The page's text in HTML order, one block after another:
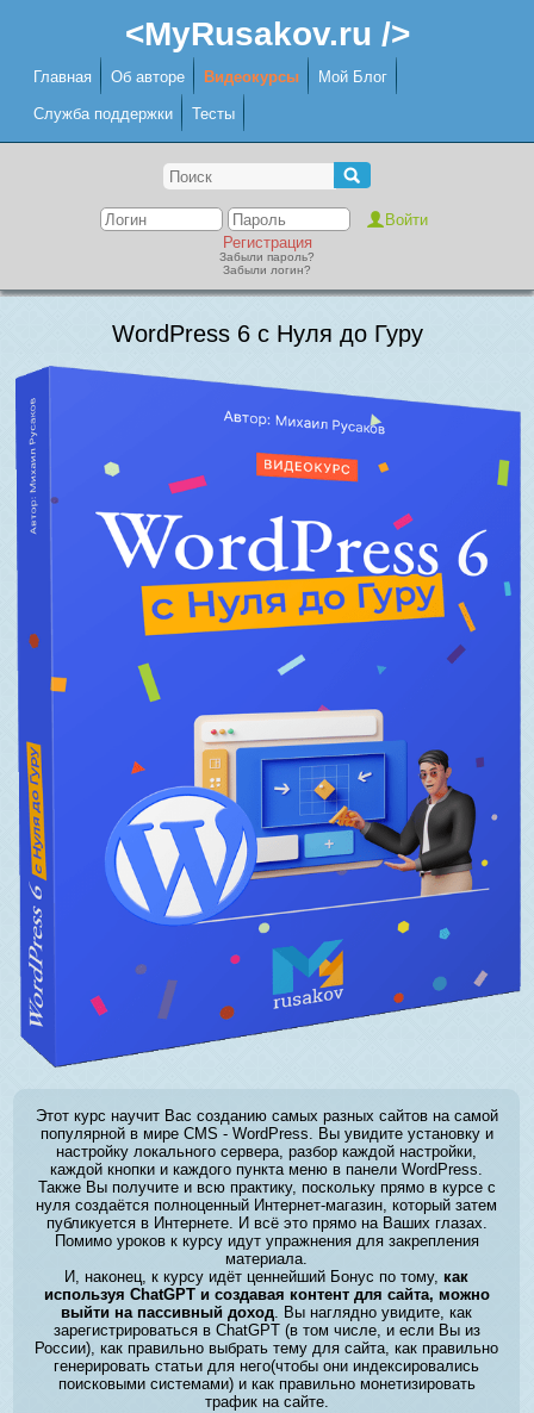
<MyRusakov.ru />
Главная Об авторе Видеокурсы Мой Блог
Служба поддержки Тесты
Регистрация
Забыли пароль?
Забыли логин?
WordPress 6 с Нуля до Гуру
Этот курс научит Вас созданию самых разных сайтов на самой
популярной в мире CMS - WordPress. Вы увидите установку и
настройку локального сервера, разбор каждой настройки,
каждой кнопки и каждого пункта меню в панели WordPress.
Также Вы получите и всю практику, поскольку прямо в курсе с
нуля создаётся полноценный Интернет-магазин, который затем
публикуется в Интернете. И всё это прямо на Ваших глазах.
Помимо уроков к курсу идут упражнения для закрепления
материала.
И, наконец, к курсу идёт ценнейший Бонус по тому,как
используя ChatGPT и создавая контент для сайта, можно
выйти на пассивный доход. Вы наглядно увидите, как
зарегистрироваться в ChatGPT (в том числе, и если Вы из
России), как правильно выбрать тему для сайта, как правильно
генерировать статьи для него(чтобы они индексировались
поисковыми системами) и как правильно монетизировать
трафик на сайте.